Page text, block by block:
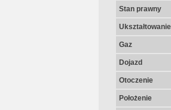
Stan prawny
Gaz
Dojazd
Otoczenie
Położenie